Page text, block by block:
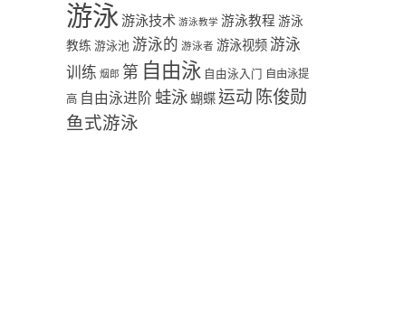
游泳游泳技术 游泳教学 游泳教程 游泳
教练 游泳池 游泳的 游泳者 游泳视频 游泳
训练 烟郎 第 自由泳 自由泳入门 自由泳提
高 自由泳进阶 蛙泳蝴蝶运动 陈俊勋
鱼式游泳